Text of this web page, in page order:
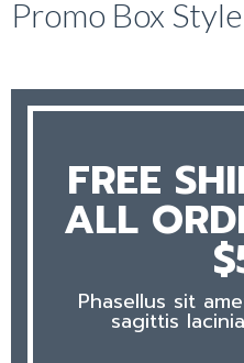
Promo Box
FREE
ALL
Phasellus sit
sagittis